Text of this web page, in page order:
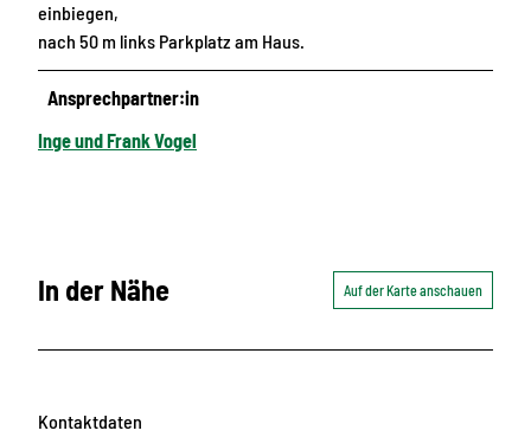
einbiegen,
nach 50 m links Parkplatz am Haus.
Ansprechpartner:in
Inge und Frank Vogel
In der Nähe Auf der Karte anschauen
Kontaktdaten